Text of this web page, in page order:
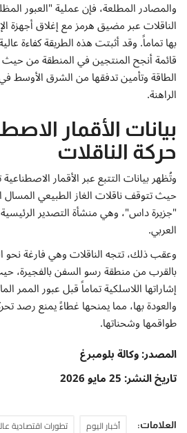
والمصادر المطلعة، فإن عملية "العبور
الناقلات عبر مضيق هرمز مع إغلاق أجهزة
بها تماماً. وقد أثبتت هذه الطريقة كفاءة
قائمة أنجح المنتجين في المنطقة من حيث
الطاقة وتأمين تدفقها من الشرق
الراهنة.
بيانات الأقمار
حركة الناقلات
وتُظهر بيانات التتبع عبر الأقمار
حيث تتوقف ناقلات الغاز الطبيعي المسال
"جزيرة داس"، وهي منشأة التصدير
العربي.
وعقب ذلك، تتجه الناقلات وهي فارغة
بالقرب من منطقة رسو السفن بالفجيرة،
إشاراتها اللاسلكية تماماً قبل عبور الممر
والعودة بها، مما يمنحها غطاءً يمنع رصد
طواقمها وشحناتها.
المصدر: وكالة بلومبرغ
تاريخ النشر: 25 مايو 2026
العلامات: أخبار اليوم تطورات اقتصادية